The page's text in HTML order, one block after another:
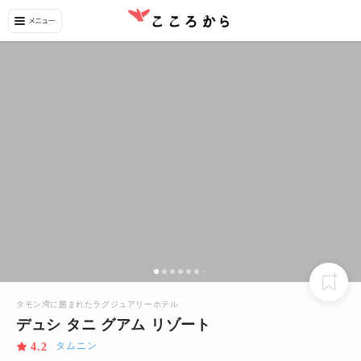
タモン湾に囲まれたラグジュアリーホテル
デュシ タニ グアム リゾート
4.2 タムニン